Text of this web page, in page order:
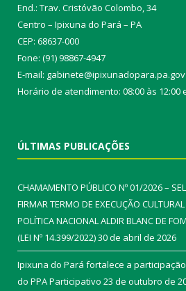
End.: Trav. Cristóvão Colombo, 34
Centro – Ipixuna do Pará – PA
CEP: 68637-000
Fone: (91) 98867-4947
E-mail:
Horário de atendimento: 08:00 às 12:00
ÚLTIMAS PUBLICAÇÕES
CHAMAMENTO PÚBLICO Nº 01/2026 –
FIRMAR TERMO DE EXECUÇÃO
POLÍTICA NACIONAL ALDIR BLANC DE
(LEI Nº 14.399/2022)30 de abril de 2026
Ipixuna do Pará fortalece a
do PPA Participativo 23 de outubro de